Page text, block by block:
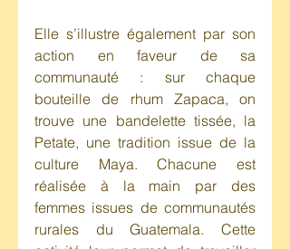
Elle s’illustre également par son
action en faveur de sa
communauté : sur chaque
bouteille de rhum Zapaca, on
trouve une bandelette tissée, la
Petate, une tradition issue de la
culture Maya. Chacune est
réalisée à la main par des
femmes issues de communautés
rurales du Guatemala. Cette